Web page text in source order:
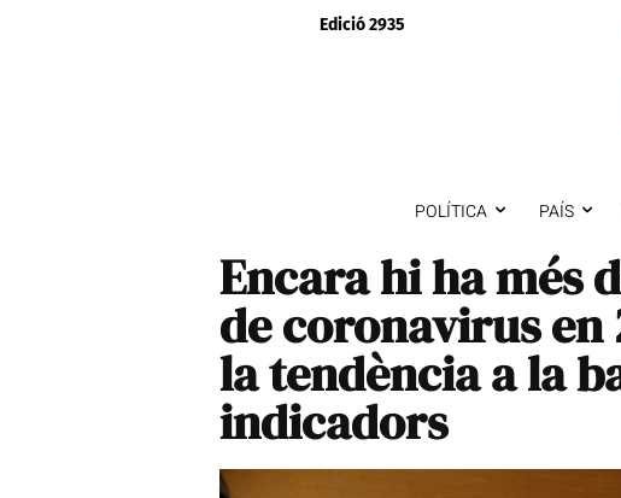
Edició 2935
POLÍTICA PAÍS
Encara hi ha més
de coronavirus
la tendència a la
indicadors